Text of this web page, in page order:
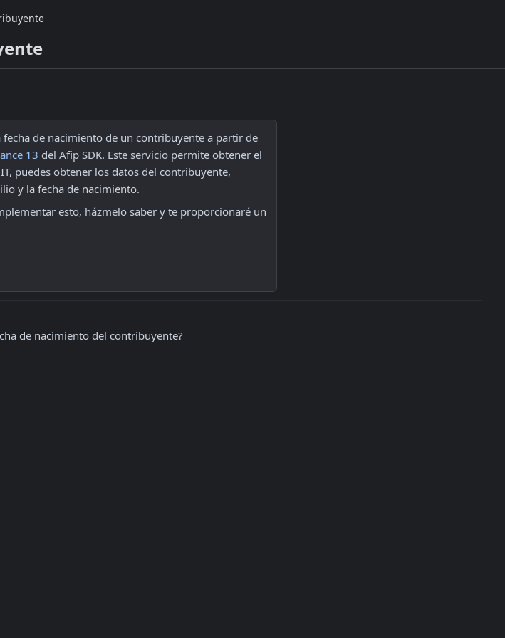
de nacimiento de un contribuyente a partir de
13 del Afip SDK. Este servicio permite obtener el
puedes obtener los datos del contribuyente,
y la fecha de nacimiento.
esto, házmelo saber y te proporcionaré un
de nacimiento del contribuyente?